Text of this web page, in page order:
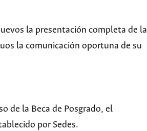
la presentación completa de la
la comunicación oportuna de su
de la Beca de Posgrado, el
por Sedes.